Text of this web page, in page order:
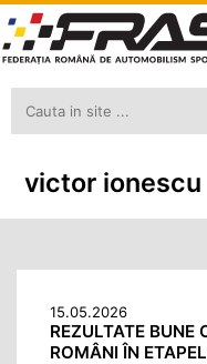
victor ionescu
15.05.2026
REZULTATE BUNE
ROMÂNI ÎN